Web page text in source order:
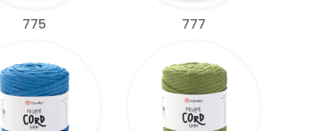
775 777